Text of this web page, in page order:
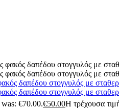
δαπέδου στογγυλός με
δαπέδου στογγυλός με
€70.00.€50.00Η τρέχουσα